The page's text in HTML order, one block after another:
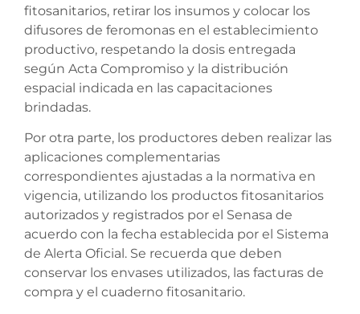
fitosanitarios, retirar los insumos y colocar los
difusores de feromonas en el establecimiento
productivo, respetando la dosis entregada
según Acta Compromiso y la distribución
espacial indicada en las capacitaciones
brindadas.
Por otra parte, los productores deben realizar las
aplicaciones complementarias
correspondientes ajustadas a la normativa en
vigencia, utilizando los productos fitosanitarios
autorizados y registrados por el Senasa de
acuerdo con la fecha establecida por el Sistema
de Alerta Oficial. Se recuerda que deben
conservar los envases utilizados, las facturas de
compra y el cuaderno fitosanitario.